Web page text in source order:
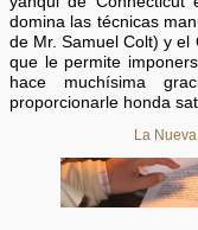
domina las técnicas
de Mr. Samuel Colt) y
que le permite
hace muchísima
proporcionarle honda
La